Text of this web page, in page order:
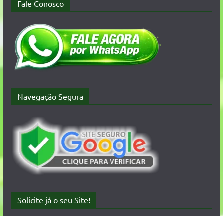
Fale Conosco
Navegação Segura
Solicite já o seu Site!